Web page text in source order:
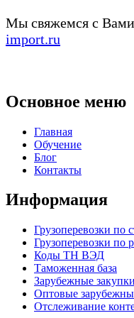
Мы свяжемся с
import.ru
Основное меню
Главная
Обучение
Блог
Контакты
Информация
Грузоперевозки по
Грузоперевозки по
Коды ТН ВЭД
Таможенная база
Зарубежные закупки
Оптовые
Отслеживание